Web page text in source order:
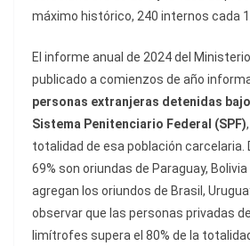
máximo histórico, 240 internos cada
El informe anual de 2024 del
publicado a comienzos de año
personas extranjeras detenidas
Sistema Penitenciario Federal (SPF)
totalidad de esa población carcelaria.
69% son oriundas de Paraguay, Bolivia
agregan los oriundos de Brasil,
observar que las personas privadas
limítrofes supera el 80% de la